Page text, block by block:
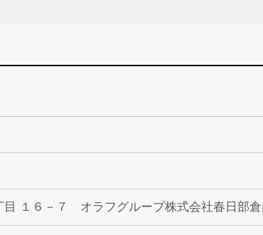
目 １６－７ オラフグループ株式会社春日部